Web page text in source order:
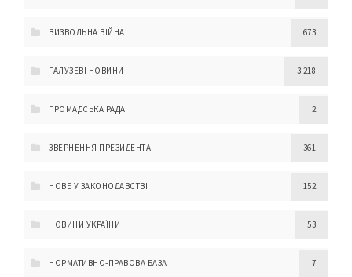
ВИЗВОЛЬНА ВІЙНА 673
ГАЛУЗЕВІ НОВИНИ 3 218
ГРОМАДСЬКА РАДА 2
ЗВЕРНЕННЯ ПРЕЗИДЕНТА 361
НОВЕ У ЗАКОНОДАВСТВІ 152
НОВИНИ УКРАЇНИ 53
НОРМАТИВНО-ПРАВОВА БАЗА 7